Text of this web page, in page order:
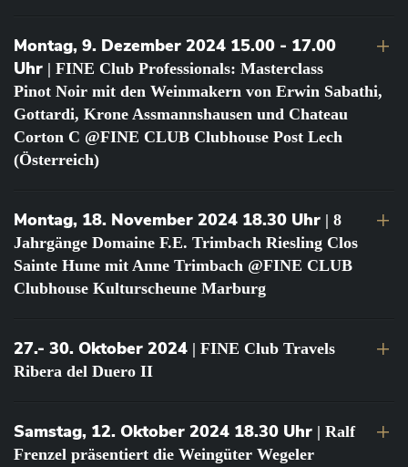
Montag, 9. Dezember 2024 15.00 - 17.00
Uhr | FINE Club Professionals: Masterclass
Pinot Noir mit den Weinmakern von Erwin Sabathi,
Gottardi, Krone Assmannshausen und Chateau
Corton C @FINE CLUB Clubhouse Post Lech
(Österreich)
Montag, 18. November 2024 18.30 Uhr | 8
Jahrgänge Domaine F.E. Trimbach Riesling Clos
Sainte Hune mit Anne Trimbach @FINE CLUB
Clubhouse Kulturscheune Marburg
27.- 30. Oktober 2024 | FINE Club Travels
Ribera del Duero II
Samstag, 12. Oktober 2024 18.30 Uhr | Ralf
Frenzel präsentiert die Weingüter Wegeler